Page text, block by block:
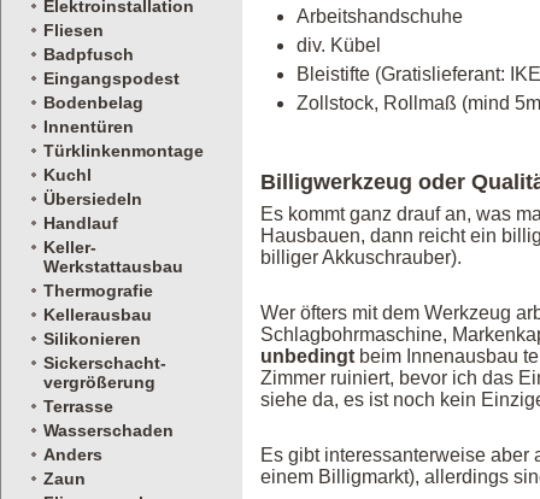
Elektroinstallation
Fliesen
Badpfusch
Eingangspodest
Bodenbelag
Innentüren
Türklinkenmontage
Kuchl
Übersiedeln
Handlauf
Keller-
Werkstattausbau
Thermografie
Kellerausbau
Silikonieren
Sickerschacht-
vergrößerung
Terrasse
Wasserschaden
Anders
Zaun
Arbeitshandschuhe
div. Kübel
Bleistifte (Gratislieferant:
Zollstock, Rollmaß (mind
Billigwerkzeug oder
Es kommt ganz drauf an, was
Hausbauen, dann reicht ein
billiger Akkuschrauber).
Wer öfters mit dem Werkzeug
Schlagbohrmaschine,
unbedingt beim Innenausbau
Zimmer ruiniert, bevor ich das
siehe da, es ist noch kein
Es gibt interessanterweise
einem Billigmarkt), allerdings